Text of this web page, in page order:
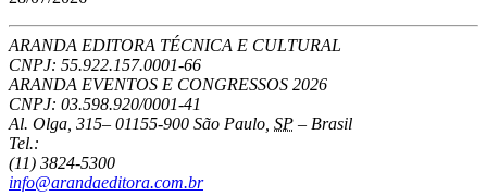
ARANDA EDITORA TÉCNICA E CULTURAL
CNPJ: 55.922.157.0001-66
ARANDA EVENTOS E CONGRESSOS 2026
CNPJ: 03.598.920/0001-41
Al. Olga, 315– 01155-900 São Paulo SP – Brasil
Tel.:
(11) 3824-5300
info@arandaeditora.com.br